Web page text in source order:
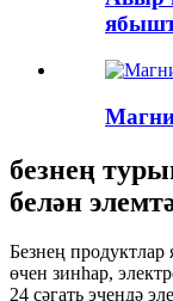
безнең
белән
Безнең
өчен зинһар,
24 сәгать эчендә